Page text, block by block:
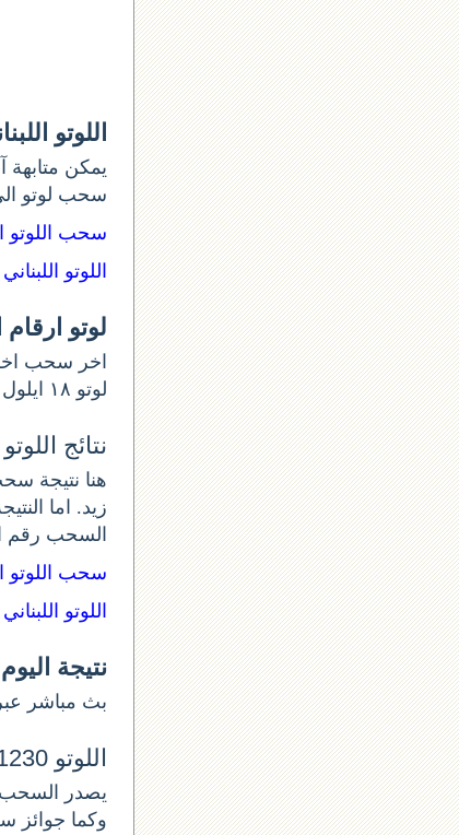
اللوتو اللبناني
يمكن متابهة
سحب لوتو
سحب اللوتو
اللوتو اللبناني 1229
لوتو
لوتو ١٨ ايلول 2023 و أرقام السحب 1230. اللوتو الخميس اللوتو اللبناني اليوم الخميس من.
نتائج اللوتو
زيد. اما
السحب رقم
سحب اللوتو
اللوتو اللبناني 1231
نتيجة اليوم lotto 1230
بث مباشر
اللوتو 1230